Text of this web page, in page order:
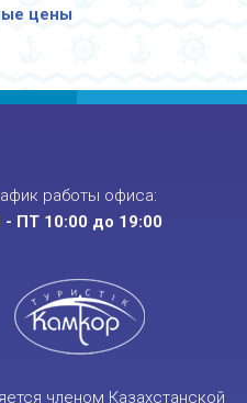
цены
работы офиса:
ПТ 10:00 до 19:00
членом Казахстанской